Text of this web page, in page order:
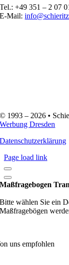
Tel.: +49 351 – 2 07
E-Mail:
© 1993 – 2026 •
Werbung Dresden
Datenschutzerklärung
Page load link
Maßfragebogen
Bitte wählen Sie ein
Maßfragebögen
uns empfohlen